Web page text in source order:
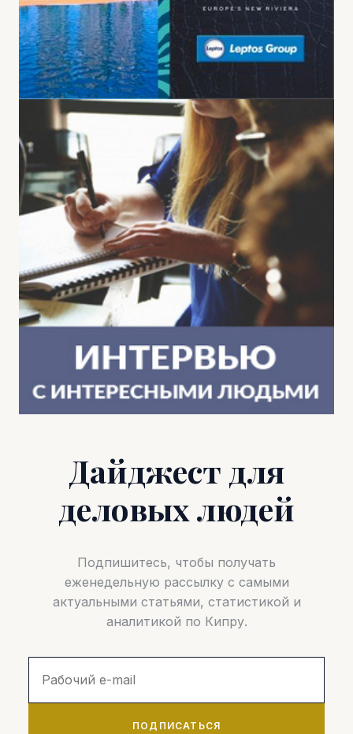
Дайджест для
деловых людей
Подпишитесь, чтобы получать
еженедельную рассылку с самыми
актуальными статьями, статистикой и
аналитикой по Кипру.
ПОДПИСАТЬСЯ